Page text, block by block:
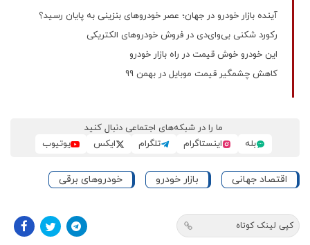
آینده بازار خودرو در جهان؛ عصر خودروهای بنزینی به پایان رسید؟
رکورد شکنی بی‌وای‌دی در فروش خودروهای الکتریکی
این خودرو خوش قیمت در راه بازار خودرو
کاهش چشمگیر قیمت موبایل در بهمن‌ 99
ما را در شبکه‌های اجتماعی دنبال کنید
بله
اینستاگرام تلگرام ایکس یوتیوب
اقتصاد جهانی بازار خودرو خودروهای برقی
کپی لینک کوتاه